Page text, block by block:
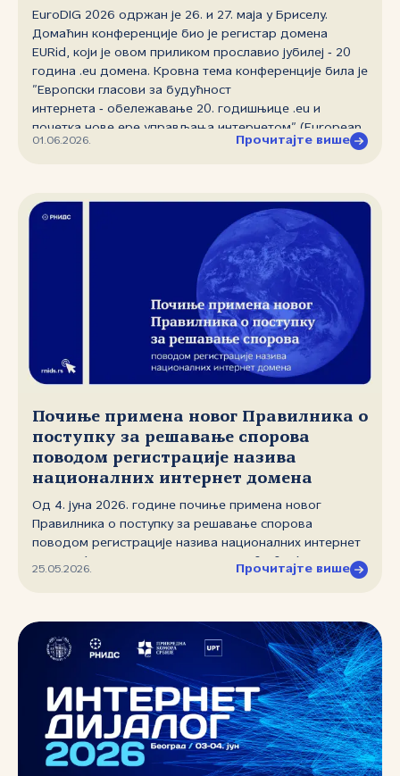
EuroDIG 2026 одржан је 26. и 27. маја у Бриселу.
Домаћин конференције био је регистар домена
EURid, који је овом приликом прославио јубилеј ‑ 20
година .eu домена. Кровна тема конференције била је
”Европски гласови за будућност
интернета ‑ обележавање 20. годишњице .eu и
почетка нове ере управљања интернетом” (European
Voices for the Future of the Internet ‑ Celebrating 20
Европска комисија, Савет Европе, UNESCO, ICANN,
RIPE NCC и други институционални партнери и
01.06.2026. Прочитајте више
Почиње примена новог Правилника о
поступку за решавање спорова
поводом регистрације назива
националних интернет домена
Од 4. јуна 2026. године почиње примена новог
Правилника о поступку за решавање спорова
поводом регистрације назива националних интернет
домена (Службени гласник РС, бр. 30/2026), усвојеног
25.05.2026. Прочитајте више